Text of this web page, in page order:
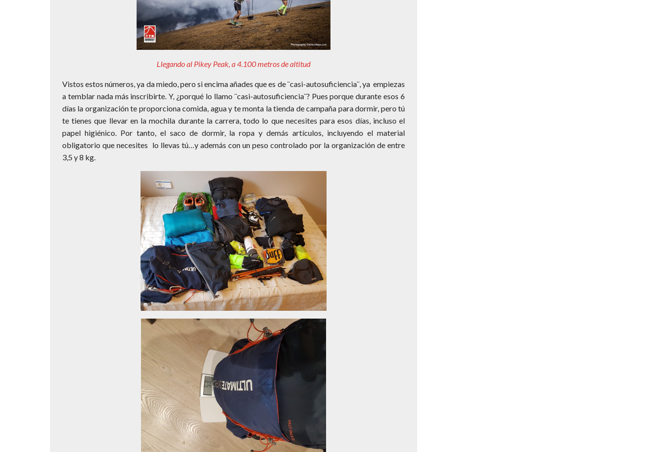
Llegando al Pikey Peak, a 4.100 metros de altitud
Vistos estos números, ya da miedo, pero si encima añades que es de ¨casi-autosuficiencia¨, ya empiezas
a temblar nada más inscribirte. Y, ¿porqué lo llamo ¨casi-autosuficiencia¨? Pues porque durante esos 6
días la organización te proporciona comida, agua y te monta la tienda de campaña para dormir, pero tú
te tienes que llevar en la mochila durante la carrera, todo lo que necesites para esos días, incluso el
papel higiénico. Por tanto, el saco de dormir, la ropa y demás artículos, incluyendo el material
obligatorio que necesites lo llevas tú…y además con un peso controlado por la organización de entre
3,5 y 8 kg.